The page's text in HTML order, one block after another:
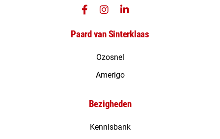
Paard van Sinterklaas
Ozosnel
Amerigo
Bezigheden
Kennisbank